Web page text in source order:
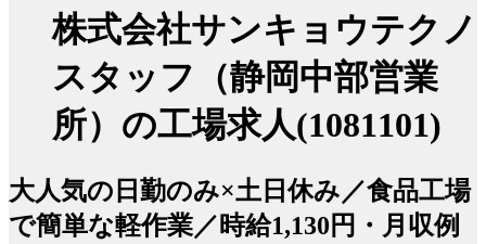
株式会社サンキョウテクノ
スタッフ（静岡中部営業
所）の工場求人(1081101)
大人気の日勤のみ×土日休み／食品工場
で簡単な軽作業／時給1,130円・月収例